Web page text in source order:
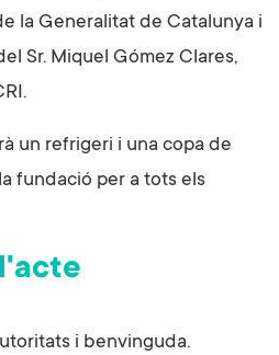
la Generalitat de Catalunya i
Sr. Miquel Gómez Clares,
un refrigeri i una copa de
fundació per a tots els
i benvinguda.